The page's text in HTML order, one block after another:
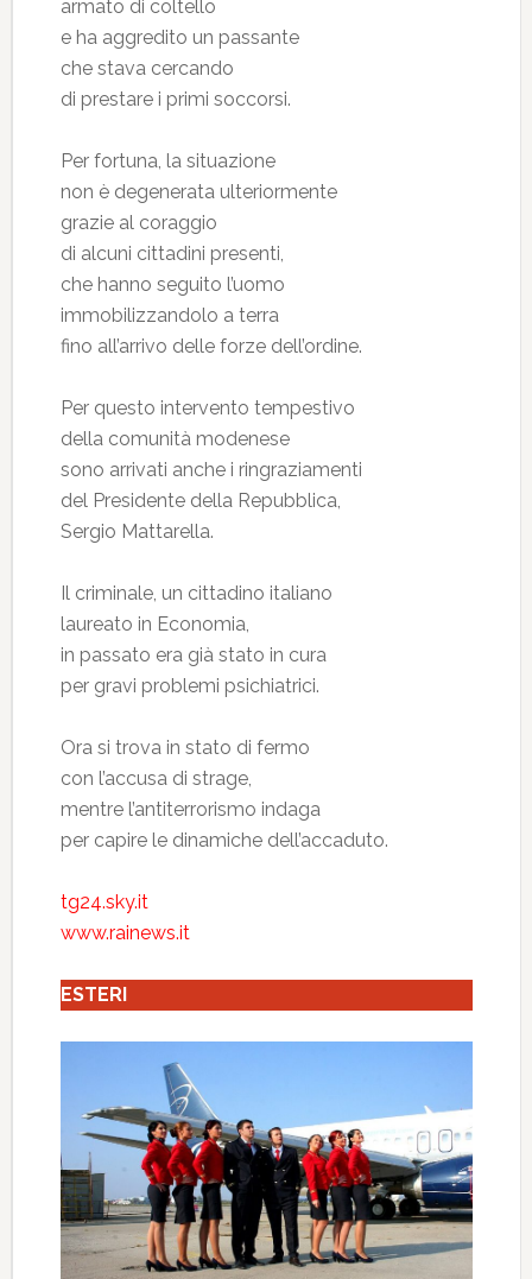
armato di coltello
e ha aggredito un passante
che stava cercando
di prestare i primi soccorsi.
Per fortuna, la situazione
non è degenerata ulteriormente
grazie al coraggio
di alcuni cittadini presenti,
che hanno seguito l’uomo
immobilizzandolo a terra
fino all’arrivo delle forze dell’ordine.
Per questo intervento tempestivo
della comunità modenese
sono arrivati anche i ringraziamenti
del Presidente della Repubblica,
Sergio Mattarella.
Il criminale, un cittadino italiano
laureato in Economia,
in passato era già stato in cura
per gravi problemi psichiatrici.
Ora si trova in stato di fermo
con l’accusa di strage,
mentre l’antiterrorismo indaga
per capire le dinamiche dell’accaduto.
tg24.sky.it
www.rainews.it
ESTERI